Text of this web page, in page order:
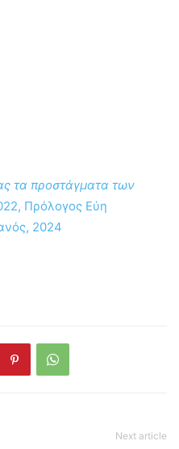
τα προστάγματα των
Πρόλογος Εύη
2024
Next article